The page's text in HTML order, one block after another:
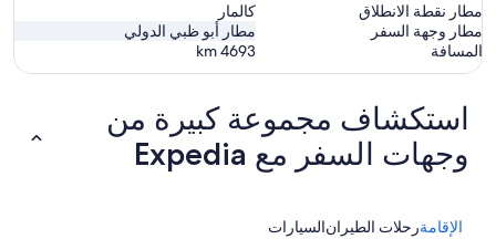
مطار نقطة الانطلاق
كالمار
مطار وجهة السفر
مطار أبو ظبي الدولي
المسافة
4693
km
استكشاف مجموعة كبيرة من
وجهات السفر مع Expedia
الإقامةرحلات الطيرانالسيارات